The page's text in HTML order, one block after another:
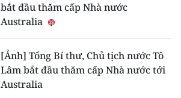
bắt đầu thăm cấp Nhà nước
Australia
[Ảnh] Tổng Bí thư, Chủ tịch nước Tô
Lâm bắt đầu thăm cấp Nhà nước tới
Australia